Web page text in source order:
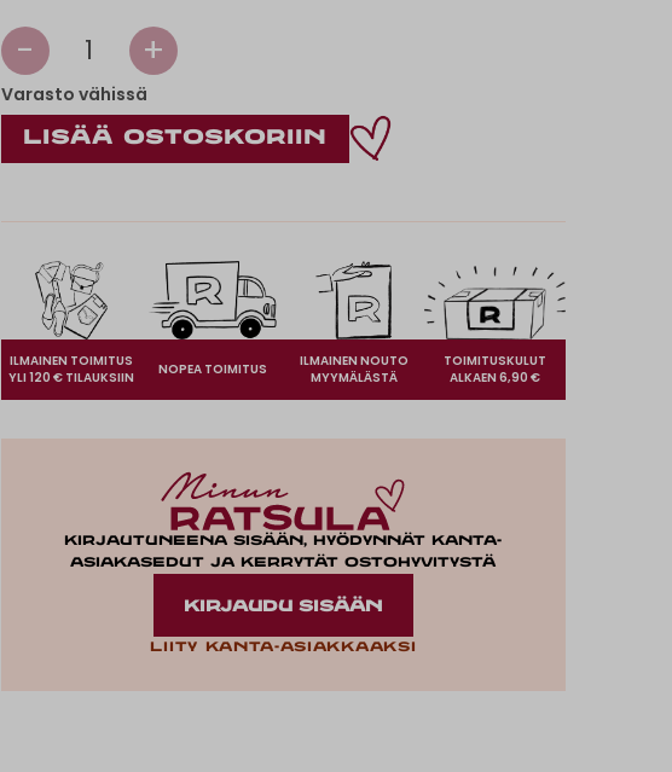
- 1 +
Varasto vähissä
ILMAINEN TOIMITUS
YLI 120 € TILAUKSIIN
NOPEA TOIMITUS
ILMAINEN NOUTO
MYYMÄLÄSTÄ
TOIMITUSKULUT
ALKAEN 6,90 €
Kirjautuneena sisään, hyödynnät kanta-
asiakasedut ja kerrytät ostohyvitystä
KIRJAUDU SISÄÄN
Liity kanta-asiakkaaksi